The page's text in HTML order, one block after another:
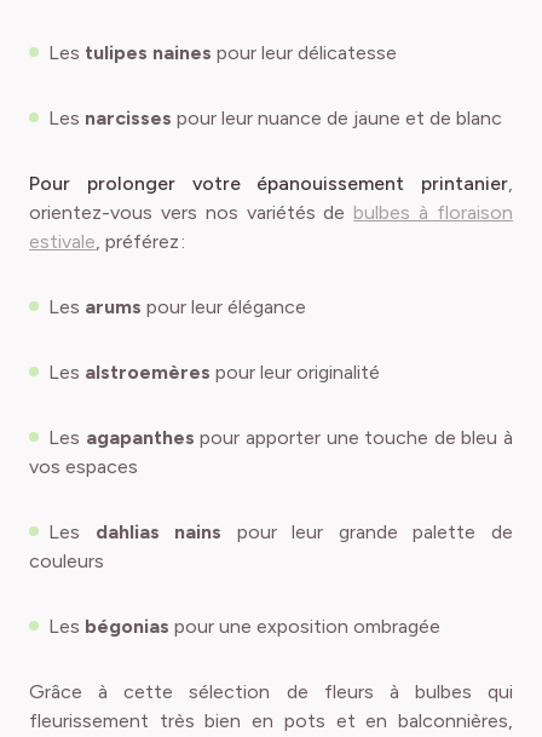
Les tulipes naines pour leur délicatesse
Les narcisses pour leur nuance de jaune et de blanc
Pour prolonger votre épanouissement printanier,
orientez-vous vers nos variétés de bulbes à floraison
estivale, préférez :
Les arums pour leur élégance
Les alstroemères pour leur originalité
Les agapanthes pour apporter une touche de bleu à
vos espaces
Les dahlias nains pour leur grande palette de
couleurs
Les bégonias pour une exposition ombragée
Grâce à cette sélection de fleurs à bulbes qui
fleurissement très bien en pots et en balconnières,